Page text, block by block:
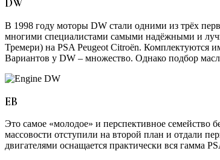
DW
В 1998 году моторы DW стали одними из трёх
многими специалистами самыми надёжными и
Тремери) на PSA Peugeot Citroёn. Комплектуются
Вариантов у DW – множество. Однако подбор
EB
Это самое «молодое» и перспективное семейство
массовости отступили на второй план и отдали
двигателями оснащается практически вся гамма